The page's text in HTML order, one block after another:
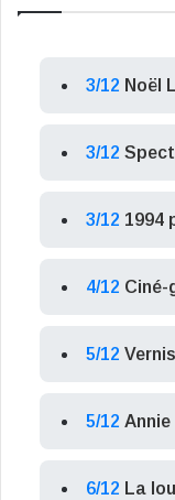
3/12 Noël
3/12
3/12 1994
4/12 Ciné-
5/12
5/12
6/12 La